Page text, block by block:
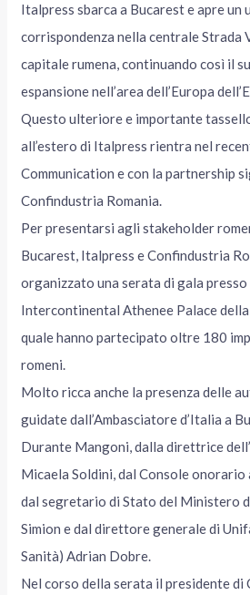
Italpress sbarca a Bucarest e apre un
corrispondenza nella centrale Strada
capitale rumena, continuando così il
espansione nell’area dell’Europa
Questo ulteriore e importante
all’estero di Italpress rientra nel
Communication e con la partnership
Confindustria Romania.
Per presentarsi agli stakeholder
Bucarest, Italpress e Confindustria
organizzato una serata di gala
Intercontinental Athenee Palace
quale hanno partecipato oltre 180
romeni.
Molto ricca anche la presenza delle
guidate dall’Ambasciatore d’Italia a
Durante Mangoni, dalla direttrice
Micaela Soldini, dal Console onorario
dal segretario di Stato del Ministero
Simion e dal direttore generale di
Sanità) Adrian Dobre.
Nel corso della serata il presidente di